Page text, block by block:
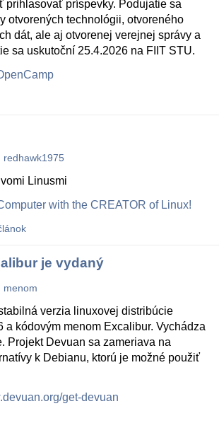
prihlasovať príspevky. Podujatie sa
otvorených technológii, otvoreného
dát, ale aj otvorenej verejnej správy a
sa uskutoční 25.4.2026 na FIIT STU.
redhawk1975
Linusmi
with the CREATOR of Linux!
je vydaný
menom
verzia linuxovej distribúcie
a kódovým menom Excalibur. Vychádza
Projekt Devuan sa zameriava na
k Debianu, ktorú je možné použiť
get-devuan